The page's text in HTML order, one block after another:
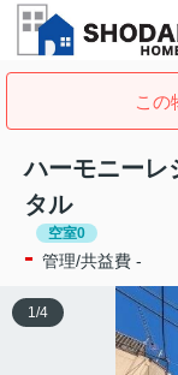
この
ハーモニーレ
タル
空室0
- 管理/共益費 -
1/4